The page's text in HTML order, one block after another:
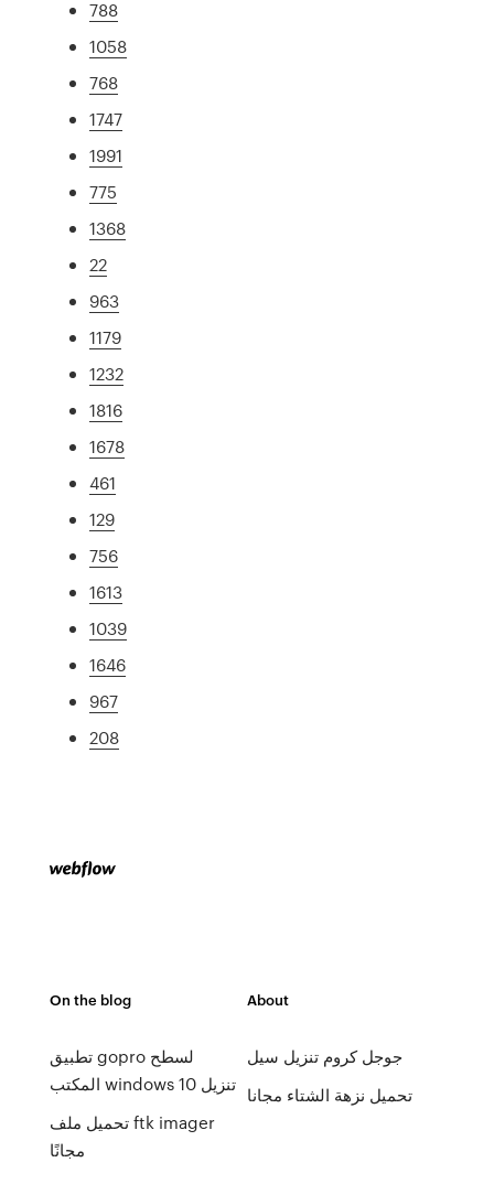
788
1058
768
1747
1991
775
1368
22
963
1179
1232
1816
1678
461
129
756
1613
1039
1646
967
208
On the blog
تطبيق gopro لسطح
المكتب windows 10 تنزيل
تحميل ملف ftk imager
مجانًا
About
جوجل كروم تنزيل سيل
تحميل نزهة الشتاء مجانا